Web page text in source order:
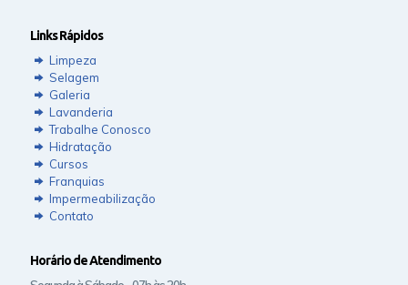
Links Rápidos
Limpeza
Selagem
Galeria
Lavanderia
Trabalhe Conosco
Hidratação
Cursos
Franquias
Impermeabilização
Contato
Horário de Atendimento